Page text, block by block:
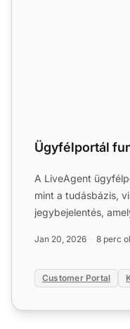
Ügyfélportál
A LiveAgent
mint a tudásbázis,
jegybejelentés,
Jan 20, 2026 8 perc
Customer Portal